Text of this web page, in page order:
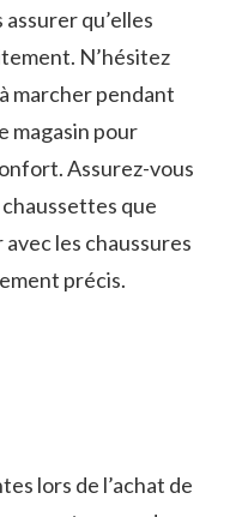
qu’elles
N’hésitez
marcher pendant
magasin pour
Assurez-vous⁢
que
les chaussures
précis.
lors de l’achat de